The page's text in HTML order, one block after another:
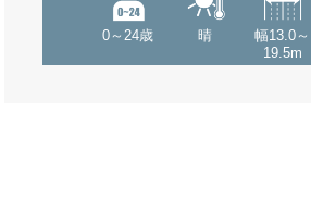
0～24歳 晴
幅13.0～
19.5m